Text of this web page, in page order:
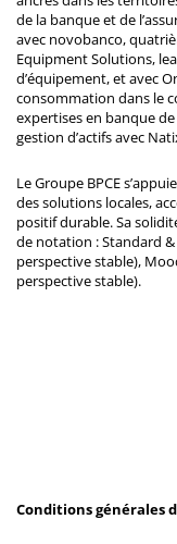
de la banque et de
avec novobanco,
Equipment Solutions,
d’équipement, et avec
consommation dans le
expertises en banque
gestion d’actifs avec
Le Groupe BPCE
des solutions locales,
positif durable. Sa
de notation : Standard &
perspective stable),
perspective stable).
Conditions générales